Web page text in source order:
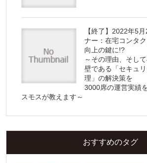
【終了】2022年5
ナー：在宅コンタ
向上の鍵に!?
～その理由、そし
壁である「セキュ
理」の解決策を
3000席の運営実績
スモスが教えます～
おすすめのタグ